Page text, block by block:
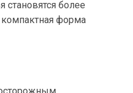
становятся более
форма